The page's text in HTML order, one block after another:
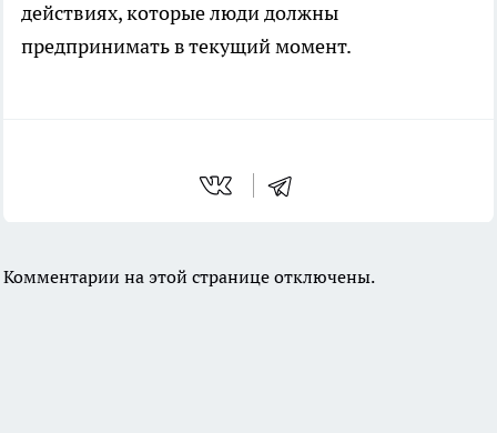
действиях, которые люди должны
предпринимать в текущий момент.
Комментарии на этой странице отключены.